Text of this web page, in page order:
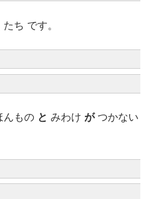
ち です。
んもの と みわけがつかない